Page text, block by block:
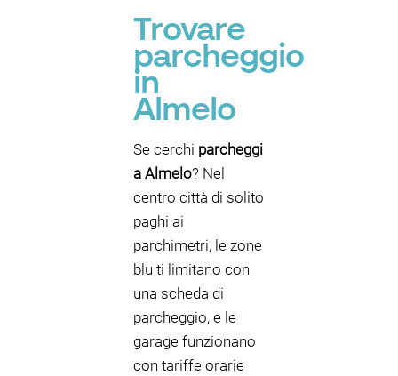
Trovare
parcheggio
in
Almelo
Se cerchi parcheggi
a Almelo? Nel
centro città di solito
paghi ai
parchimetri, le zone
blu ti limitano con
una scheda di
parcheggio, e le
garage funzionano
con tariffe orarie